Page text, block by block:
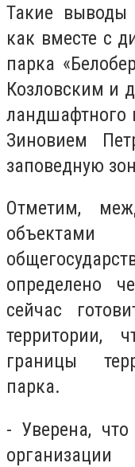
Такие выводы
как вместе с
парка
Козловским и
ландшафтного
Зиновием
заповедную
Отметим,
определено
сейчас
территории,
границы
парка.
- Уверена,